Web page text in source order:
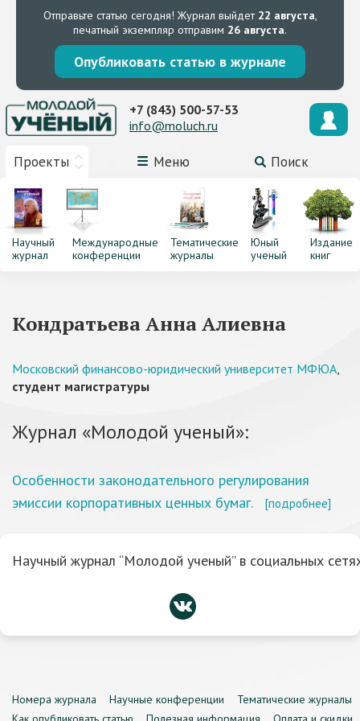
Отправьте статью сегодня! Журнал выйдет 22 августа,
печатный экземпляр отправим 26 августа.
Опубликовать статью в журнале
Проекты Меню Поиск
+7 (843) 500-57-53
info@moluch.ru
Научный
журнал
Международные
конференции
Тематические
журналы
Юный
ученый
Издание
книг
Кондратьева Анна Алиевна
Московский финансово-юридический университет МФЮА,
студент магистратуры
Журнал «Молодой ученый»:
Особенности законодательного регулирования
эмиссии корпоративных ценных бумаг.
[подробнее]
Научный журнал “Молодой ученый” в социальных
Номера журнала Научные конференции
Тематические журналы